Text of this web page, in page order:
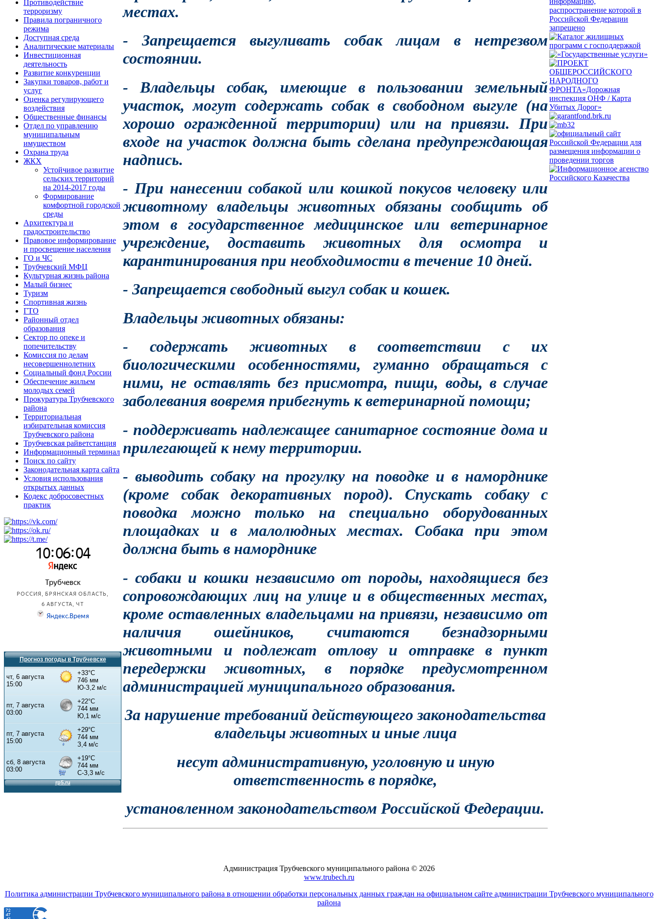
Противодействие
терроризму
Правила пограничного
режима
Доступная среда
Аналитические материалы
Инвестиционная
деятельность
Развитие конкуренции
Закупки товаров, работ и
услуг
Оценка регулирующего
воздействия
Общественные финансы
Отдел по управлению
муниципальным
имуществом
Охрана труда
ЖКХ
Устойчивое развитие
сельских территорий
на 2014-2017 годы
Формирование
комфортной городской
среды
Архитектура и
градостроительство
Правовое информирование
и просвещение населения
ГО и ЧС
Трубчевский МФЦ
Культурная жизнь района
Малый бизнес
Туризм
Спортивная жизнь
ГТО
Районный отдел
образования
Сектор по опеке и
попечительству
Комиссия по делам
несовершеннолетних
Социальный фонд России
Обеспечение жильем
молодых семей
Прокуратура Трубчевского
района
Территориальная
избирательная комиссия
Трубчевского района
Трубчевская райветстанция
Информационный терминал
Поиск по сайту
Законодательная карта сайта
Условия использования
открытых данных
Кодекс добросовестных
практик
Прогноз погоды в Трубчевске
местах.
- Запрещается выгуливать собак лицам в нетрезвом
состоянии.
- Владельцы собак, имеющие в пользовании земельный
участок, могут содержать собак в свободном выгуле (на
хорошо огражденной территории) или на привязи. При
входе на участок должна быть сделана предупреждающая
надпись.
- При нанесении собакой или кошкой покусов человеку или
животному владельцы животных обязаны сообщить об
этом в государственное медицинское или ветеринарное
учреждение, доставить животных для осмотра и
карантинирования при необходимости в течение 10 дней.
- Запрещается свободный выгул собак и кошек.
Владельцы животных обязаны:
- содержать животных в соответствии с их
биологическими особенностями, гуманно обращаться с
ними, не оставлять без присмотра, пищи, воды, в случае
заболевания вовремя прибегнуть к ветеринарной помощи;
- поддерживать надлежащее санитарное состояние дома и
прилегающей к нему территории.
- выводить собаку на прогулку на поводке и в наморднике
(кроме собак декоративных пород). Спускать собаку с
поводка можно только на специально оборудованных
площадках и в малолюдных местах. Собака при этом
должна быть в наморднике
- собаки и кошки независимо от породы, находящиеся без
сопровождающих лиц на улице и в общественных местах,
кроме оставленных владельцами на привязи, независимо от
наличия ошейников, считаются безнадзорными
животными и подлежат отлову и отправке в пункт
передержки животных, в порядке предусмотренном
администрацией муниципального образования.
За нарушение требований действующего законодательства
владельцы животных и иные лица
несут административную, уголовную и иную
ответственность в порядке,
установленном законодательством Российской Федерации.
Администрация Трубчевского муниципального района © 2026
www.trubech.ru
Политика администрации Трубчевского муниципального района в отношении обработки персональных данных граждан на официальном сайте администрации Трубчевского муниципального
района